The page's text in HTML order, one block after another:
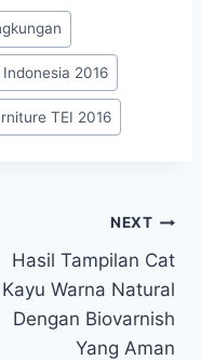
2016
TEI 2016
NEXT
Hasil Tampilan Cat
Kayu Warna Natural
Dengan Biovarnish
Yang Aman